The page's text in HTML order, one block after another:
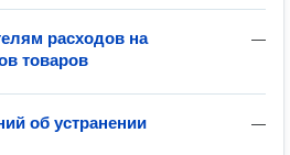
—
расходов на
товаров
—
об устранении